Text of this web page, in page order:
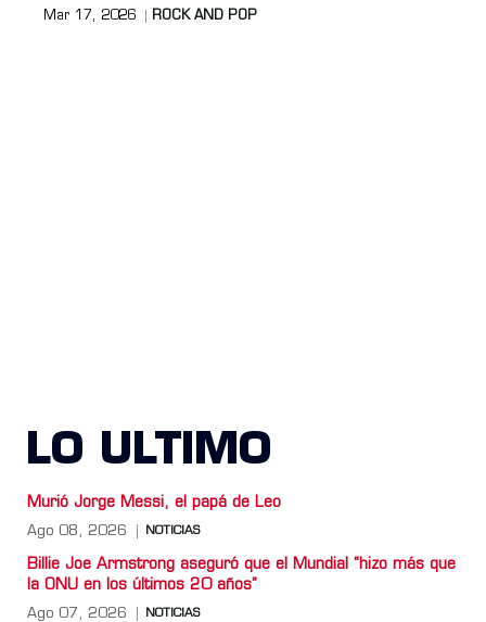
Mar 17, 2026 ROCK AND POP
LO ULTIMO
Murió Jorge Messi, el papá de Leo
Ago 08, 2026 NOTICIAS
Billie Joe Armstrong aseguró que el Mundial “hizo más que
la ONU en los últimos 20 años”
Ago 07, 2026 NOTICIAS